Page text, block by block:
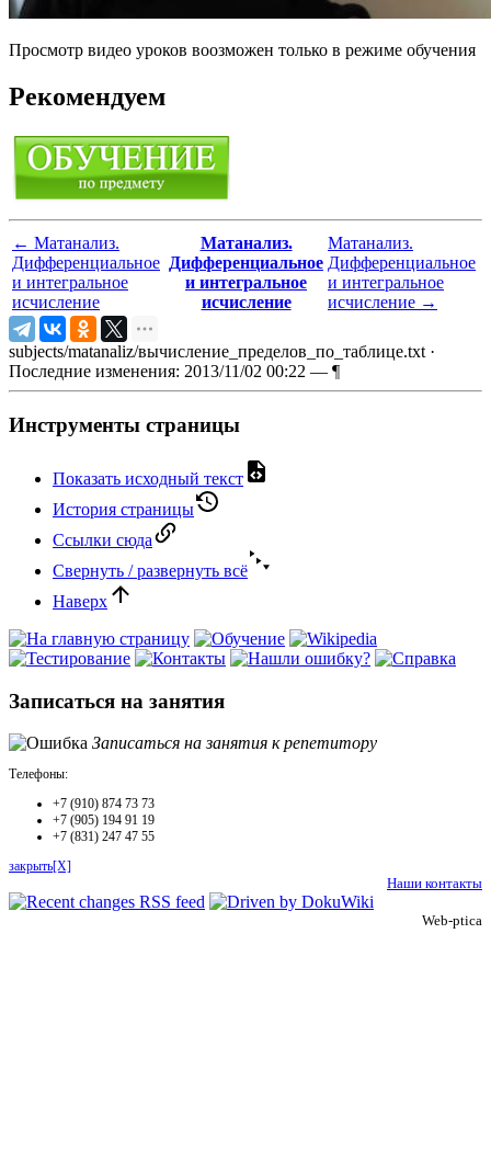
Просмотр видео уроков воозможен только в режиме обучения
Рекомендуем
← Матанализ.
Дифференциальное
и интегральное
исчисление
Матанализ.
Дифференциальное
и интегральное
исчисление
Матанализ.
Дифференциальное
и интегральное
исчисление →
subjects/matanaliz/вычисление_пределов_по_таблице.txt·
Последние изменения: 2013/11/02 00:22 — ¶
Инструменты страницы
Показать исходный текст
История страницы
Ссылки сюда
Свернуть / развернуть всё
Наверх
Записаться на занятия
Записаться на занятия к репетитору
Телефоны:
+7 (910) 874 73 73
+7 (905) 194 91 19
+7 (831) 247 47 55
закрыть[X]
Наши контакты
Web-ptica